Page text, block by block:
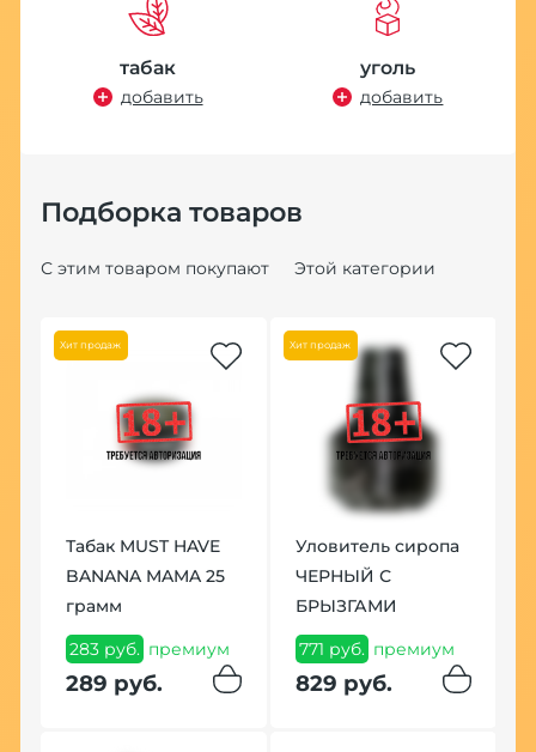
табак
добавить
уголь
добавить
Подборка товаров
С этим товаром покупают Этой категории
Хит продаж
Табак MUST HAVE
BANANA MAMA 25
грамм
283 руб. премиум
289 руб.
Хит продаж
Уловитель сиропа
ЧЕРНЫЙ С
БРЫЗГАМИ
771 руб. премиум
829 руб.